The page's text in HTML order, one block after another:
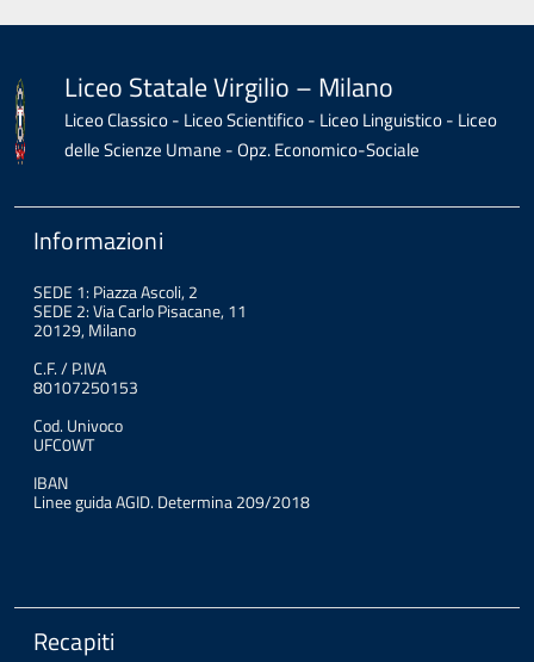
Liceo Statale Virgilio – Milano
Liceo Classico - Liceo Scientifico - Liceo Linguistico - Liceo
delle Scienze Umane - Opz. Economico-Sociale
Informazioni
SEDE 1: Piazza Ascoli, 2
SEDE 2: Via Carlo Pisacane, 11
20129, Milano
C.F. / P.IVA
80107250153
Cod. Univoco
UFC0WT
IBAN
Linee guida AGID. Determina 209/2018
Recapiti